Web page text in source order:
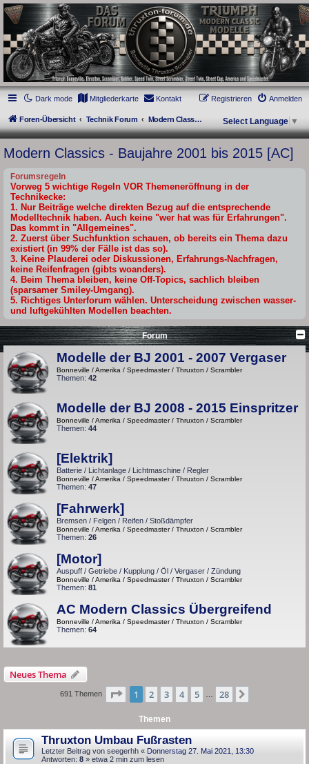
thruxton-forum.de
DAS FORUM! Alles rund um die Triumph Modern Classic Modelle. Das Forum für
die New Bonneville Baureihen ab BJ 2001. Triumph Bonneville, Thruxton,
Scrambler, Bobber, Speed Twin, Street Scrambler, Street Twin, Street Cup, America
und Speedmaster.
Dark mode
Mitgliederkarte Kontakt Anmelden
Registrieren
Foren-Übersicht Technik Forum Modern Classics - Baujahre 2001 bis 2015 [AC] Select Language ▼
Modern Classics - Baujahre 2001 bis 2015 [AC]
Forumsregeln
Vorweg 5 wichtige Regeln VOR Themeneröffnung in der
Technikecke:
1. Nur Beiträge welche direkten Bezug auf die entsprechende
Modelltechnik haben. Auch keine "wer hat was für Erfahrungen".
Das kommt in "Allgemeines".
2. Zuerst über Suchfunktion schauen, ob bereits ein Thema dazu
existiert (in 99% der Fälle ist das so).
3. Keine Plauderei oder Diskussionen, Erfahrungs-Nachfragen,
keine Reifenfragen (gibts woanders).
4. Beim Thema bleiben, keine Off-Topics, sachlich bleiben
(sparsamer Smiley-Umgang).
5. Richtiges Unterforum wählen. Unterscheidung zwischen wasser-
und luftgekühlten Modellen beachten.
Forum
Modelle der BJ 2001 - 2007 Vergaser
Bonneville / Amerika / Speedmaster / Thruxton / Scrambler
Themen: 42
Modelle der BJ 2008 - 2015 Einspritzer
Bonneville / Amerika / Speedmaster / Thruxton / Scrambler
Themen: 44
[Elektrik]
Batterie / Lichtanlage / Lichtmaschine / Regler
Bonneville / Amerika / Speedmaster / Thruxton / Scrambler
Themen: 47
[Fahrwerk]
Bremsen / Felgen / Reifen / Stoßdämpfer
Bonneville / Amerika / Speedmaster / Thruxton / Scrambler
Themen: 26
[Motor]
Auspuff / Getriebe / Kupplung / Öl / Vergaser / Zündung
Bonneville / Amerika / Speedmaster / Thruxton / Scrambler
Themen: 81
AC Modern Classics Übergreifend
Bonneville / Amerika / Speedmaster / Thruxton / Scrambler
Themen: 64
Neues Thema
691 Themen Seite 1von 28
1 2 3 4 5 28
Themen
Thruxton Umbau Fußrasten
Letzter Beitrag von seegerhh « Donnerstag 27. Mai 2021, 13:30
Antworten: 8 » etwa 2 min zum lesen